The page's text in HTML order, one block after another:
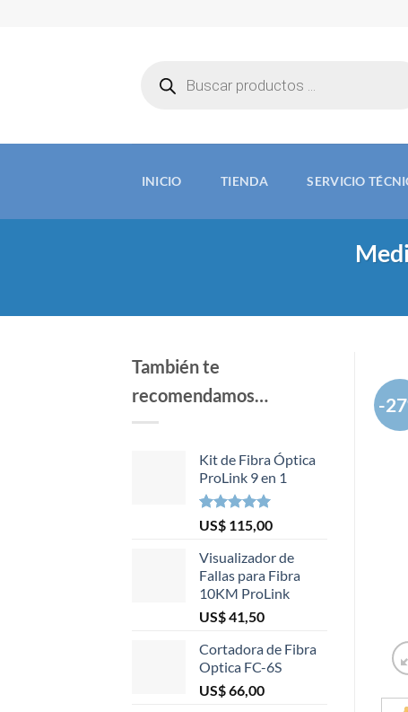
productos
INICIO TIENDA SERVICIO
También te
recomendamos…
Kit de Fibra Óptica
ProLink 9 en 1
Valorado
5.00
sobre
5 basado
en
1
puntuación
de cliente
US$ 115,00
Visualizador de
Fallas para Fibra
10KM ProLink
US$41,50
Cortadora de Fibra
Optica FC-6S
US$66,00
-